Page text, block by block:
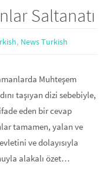
Saltanatı
, News Turkish
Muhteşem
taşıyan dizi sebebiyle,
eden bir cevap
tamamen, yalan ve
ve dolayısıyla
alakalı özet…